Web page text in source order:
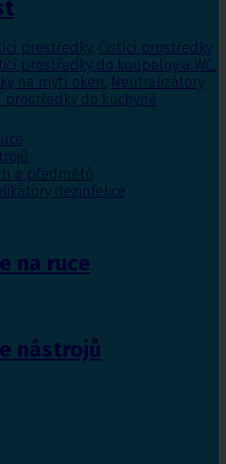
prostředky, Čistící prostředky
prostředky do koupelny a WC,
na mytí oken, Neutralizátory
prostředky do kuchyně
a předmětů
dezinfekce
na ruce
nástrojů